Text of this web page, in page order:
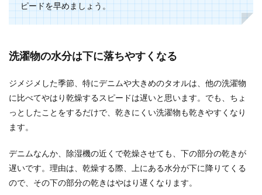
南部鉄器のお鍋について。さび問題を
南部鉄器の鍋。 伝統工芸品であり、高価で最近で
っていま...
重曹の活用法
印象をお持ちの方が多いと思いますが、重曹は料
ピードを早めましょう。
洗濯物の水分は下に落ちやすくなる
ジメジメした季節、特にデニムや大きめのタオルは、他の洗濯物
に比べてやはり乾燥するスピードは遅いと思います。でも、ちょ
っとしたことをするだけで、乾きにくい洗濯物も乾きやすくなり
ます。
デニムなんか、除湿機の近くで乾燥させても、下の部分の乾きが
遅いです。理由は、乾燥する際、上にある水分が下に降りてくる
ので、その下の部分の乾きはやはり遅くなります。